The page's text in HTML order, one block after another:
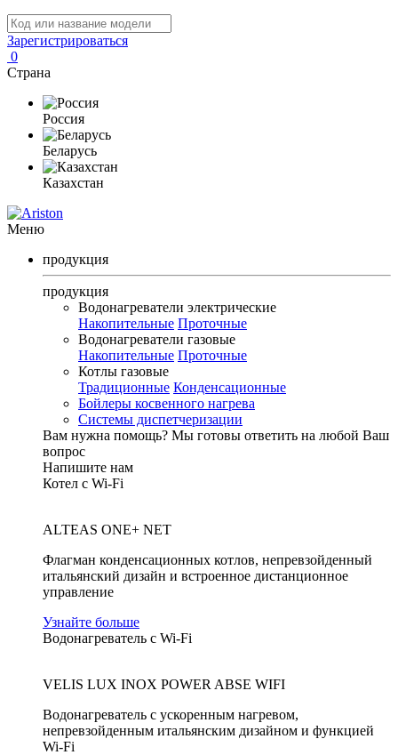
Зарегистрироваться
0
Страна
Россия
Беларусь
Казахстан
Меню
продукция
продукция
Водонагреватели электрические
Накопительные Проточные
Водонагреватели газовые
Накопительные Проточные
Котлы газовые
Традиционные Конденсационные
Бойлеры косвенного нагрева
Системы диспетчеризации
Вам нужна помощь? Мы готовы ответить на любой Ваш
вопрос
Напишите нам
Котел с Wi-Fi
ALTEAS ONE+ NET
Флагман конденсационных котлов, непревзойденный
итальянский дизайн и встроенное дистанционное
управление
Узнайте больше
Водонагреватель с Wi-Fi
VELIS LUX INOX POWER ABSE WIFI
Водонагреватель с ускоренным нагревом,
непревзойденным итальянским дизайном и функцией
Wi-Fi